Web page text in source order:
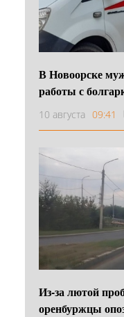
В Новоорске
работы с
10 августа 09:41
Из-за лютой
оренбуржцы